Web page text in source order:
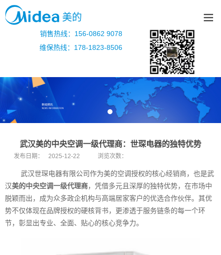
美的
销售热线：156-0862 9078
维保热线：178-1823-8506
武汉美的中央空调一级代理商：世琛电器的独特优势
发布日期： 2025-12-22 浏览次数：
武汉世琛电器有限公司作为美的空调授权的核心经销商，也是武
汉美的中央空调一级代理商，凭借多元且深厚的独特优势，在市场中
脱颖而出，成为众多政企机构与高端居家客户的优选合作伙伴。其优
势不仅体现在品牌授权的硬核背书，更渗透于服务链条的每一个环
节，彰显出专业、全面、贴心的核心竞争力。